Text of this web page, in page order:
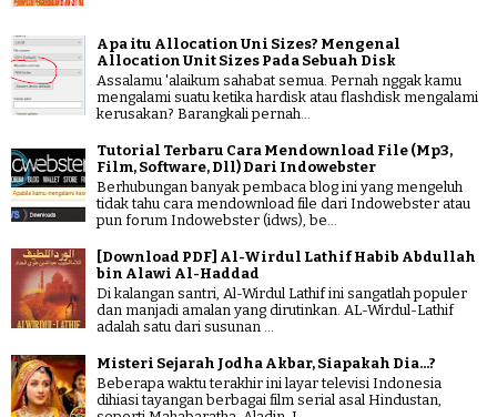
Apa itu Allocation Uni Sizes? Mengenal
Allocation Unit Sizes Pada Sebuah Disk
Assalamu 'alaikum sahabat semua. Pernah nggak kamu
mengalami suatu ketika hardisk atau flashdisk mengalami
kerusakan? Barangkali pernah...
Tutorial Terbaru Cara Mendownload File (Mp3,
Film, Software, Dll) Dari Indowebster
Berhubungan banyak pembaca blog ini yang mengeluh
tidak tahu cara mendownload file dari Indowebster atau
pun forum Indowebster (idws), be...
[Download PDF] Al-Wirdul Lathif Habib Abdullah
bin Alawi Al-Haddad
Di kalangan santri, Al-Wirdul Lathif ini sangatlah populer
dan manjadi amalan yang dirutinkan. AL-Wirdul-Lathif
adalah satu dari susunan ...
Misteri Sejarah Jodha Akbar, Siapakah Dia...?
Beberapa waktu terakhir ini layar televisi Indonesia
dihiasi tayangan berbagai film serial asal Hindustan,